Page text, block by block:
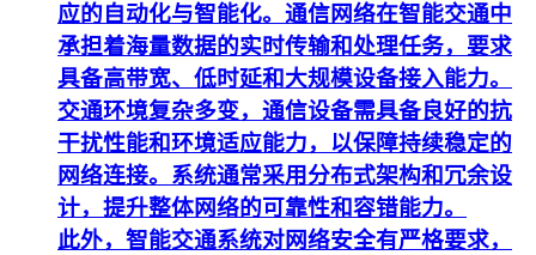
应的自动化与智能化。通信网络在智能交通中
承担着海量数据的实时传输和处理任务，要求
具备高带宽、低时延和大规模设备接入能力。
交通环境复杂多变，通信设备需具备良好的抗
干扰性能和环境适应能力，以保障持续稳定的
网络连接。系统通常采用分布式架构和冗余设
计，提升整体网络的可靠性和容错能力。
此外，智能交通系统对网络安全有严格要求，